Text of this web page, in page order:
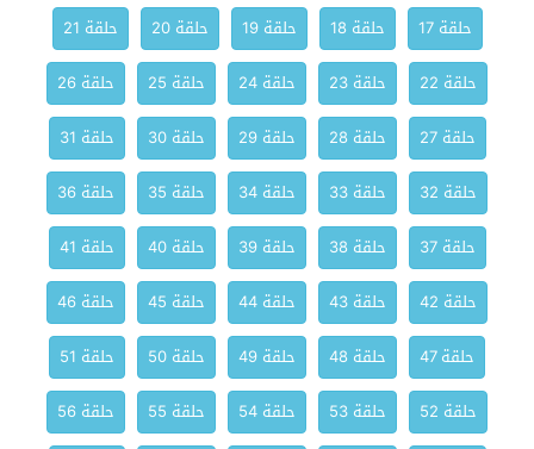
حلقة 17
حلقة 18 حلقة 19 حلقة 20
حلقة 21
حلقة 22
حلقة 23 حلقة 24 حلقة 25
حلقة 26
حلقة 27
حلقة 28 حلقة 29 حلقة 30
حلقة 31
حلقة 32
حلقة 33 حلقة 34 حلقة 35
حلقة 36
حلقة 37
حلقة 38 حلقة 39 حلقة 40
حلقة 41
حلقة 42
حلقة 43 حلقة 44 حلقة 45
حلقة 46
حلقة 47
حلقة 48 حلقة 49 حلقة 50
حلقة 51
حلقة 52
حلقة 53 حلقة 54 حلقة 55
حلقة 56